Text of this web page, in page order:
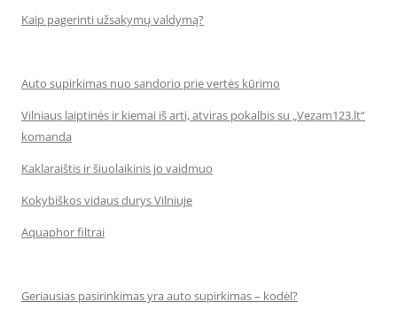
Kaip pagerinti užsakymų valdymą?
Auto supirkimas nuo sandorio prie vertės kūrimo
Vilniaus laiptinės ir kiemai iš arti, atviras pokalbis su „Vezam123.lt“
komanda
Kaklaraištis ir šiuolaikinis jo vaidmuo
Kokybiškos vidaus durys Vilniuje
Aquaphor filtrai
Geriausias pasirinkimas yra auto supirkimas – kodėl?